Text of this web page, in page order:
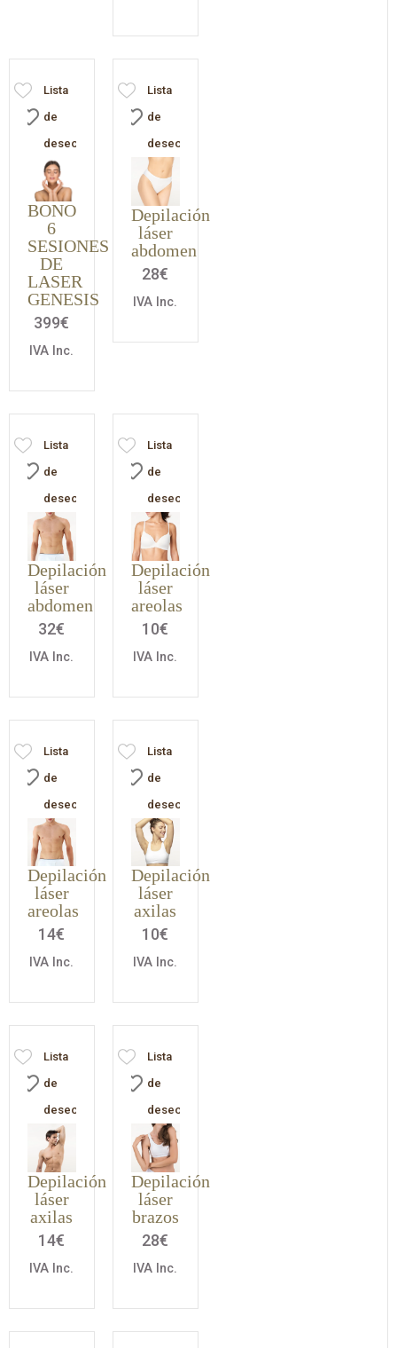
Lista
de
deseos
BONO
6
SESIONES
DE
LASER
GENESIS
399€
IVA Inc.
Lista
de
deseos
Depilación
láser
abdomen
28€
IVA Inc.
Lista
de
deseos
Depilación
láser
abdomen
32€
IVA Inc.
Lista
de
deseos
Depilación
láser
areolas
10€
IVA Inc.
Lista
de
deseos
Depilación
láser
areolas
14€
IVA Inc.
Lista
de
deseos
Depilación
láser
axilas
10€
IVA Inc.
Lista
de
deseos
Depilación
láser
axilas
14€
IVA Inc.
Lista
de
deseos
Depilación
láser
brazos
28€
IVA Inc.